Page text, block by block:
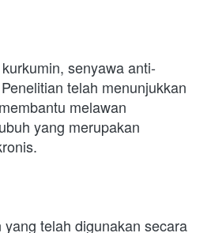
senyawa anti-
telah menunjukkan
melawan
yang merupakan
telah digunakan secara